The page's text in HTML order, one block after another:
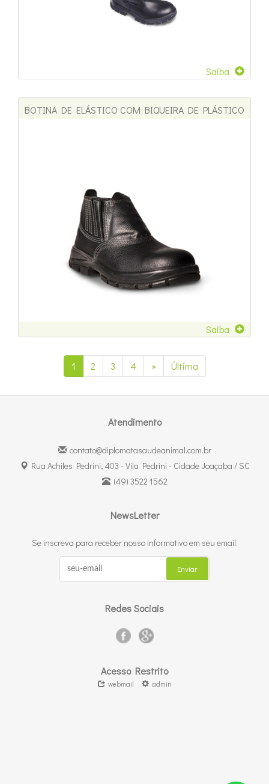
Saiba
BOTINA DE ELÁSTICO COM BIQUEIRA DE PLÁSTICO
Saiba
1 2 3 4 » Última
Atendimento
contato@diplomatasaudeanimal.com.br
Rua Achiles Pedrini, 403 - Vila Pedrini - Cidade Joaçaba / SC
(49) 3522 1562
NewsLetter
Se inscreva para receber nosso informativo em seu email.
Redes Sociais
Acesso Restrito
webmail admin